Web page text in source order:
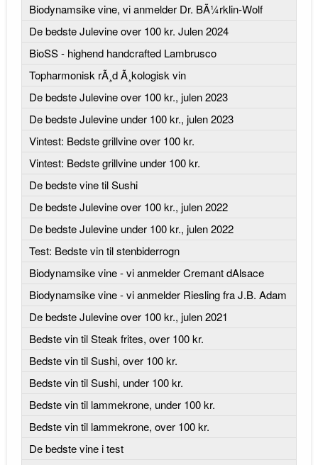
Biodynamsike vine, vi anmelder Dr. BÃ¼rklin-Wolf
De bedste Julevine over 100 kr. Julen 2024
BioSS - highend handcrafted Lambrusco
Topharmonisk rÃ¸d Ã¸kologisk vin
De bedste Julevine over 100 kr., julen 2023
De bedste Julevine under 100 kr., julen 2023
Vintest: Bedste grillvine over 100 kr.
Vintest: Bedste grillvine under 100 kr.
De bedste vine til Sushi
De bedste Julevine over 100 kr., julen 2022
De bedste Julevine under 100 kr., julen 2022
Test: Bedste vin til stenbiderrogn
Biodynamsike vine - vi anmelder Cremant dAlsace
Biodynamsike vine - vi anmelder Riesling fra J.B. Adam
De bedste Julevine over 100 kr., julen 2021
Bedste vin til Steak frites, over 100 kr.
Bedste vin til Sushi, over 100 kr.
Bedste vin til Sushi, under 100 kr.
Bedste vin til lammekrone, under 100 kr.
Bedste vin til lammekrone, over 100 kr.
De bedste vine i test